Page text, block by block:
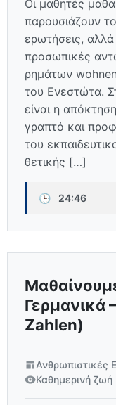
Οι μαθητές
παρουσιάζουν
ερωτήσεις, αλλά
προσωπικές
ρημάτων
του Ενεστώτα.
είναι η
γραπτό και
του
θετικής […]
🕒 24:46
Γερμανικά
Zahlen)
Ανθρωπιστικές
Καθημερινή ζωή